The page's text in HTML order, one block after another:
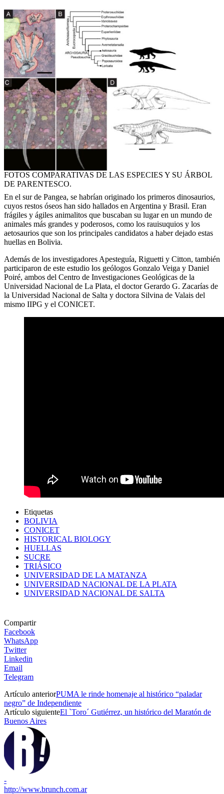
FOTOS COMPARATIVAS DE LAS ESPECIES Y SU ÁRBOL
DE PARENTESCO.
En el sur de Pangea, se habrían originado los primeros dinosaurios,
cuyos restos óseos han sido hallados en Argentina y Brasil. Eran
frágiles y ágiles animalitos que buscaban su lugar en un mundo de
animales más grandes y poderosos, como los rauisuquios y los
aetosaurios que son los principales candidatos a haber dejado estas
huellas en Bolivia.
Además de los investigadores Apesteguía, Riguetti y Citton, también
participaron de este estudio los geólogos Gonzalo Veiga y Daniel
Poiré, ambos del Centro de Investigaciones Geológicas de la
Universidad Nacional de La Plata, el doctor Gerardo G. Zacarías de
la Universidad Nacional de Salta y doctora Silvina de Valais del
mismo IIPG y el CONICET.
Etiquetas
BOLIVIA
CONICET
HISTORICAL BIOLOGY
HUELLAS
SUCRE
TRIÁSICO
UNIVERSIDAD DE LA MATANZA
UNIVERSIDAD NACIONAL DE LA PLATA
UNIVERSIDAD NACIONAL DE SALTA
Compartir
Facebook
WhatsApp
Twitter
Linkedin
Email
Telegram
Artículo anteriorPUMA le rinde homenaje al histórico “paladar
negro” de Independiente
Artículo siguienteEl `Toro´ Gutiérrez, un histórico del Maratón de
Buenos Aires
-
http://www.brunch.com.ar